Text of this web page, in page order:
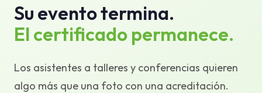
Su evento termina.
El certificado permanece.
Los asistentes a talleres y conferencias quieren
algo más que una foto con una acreditación.